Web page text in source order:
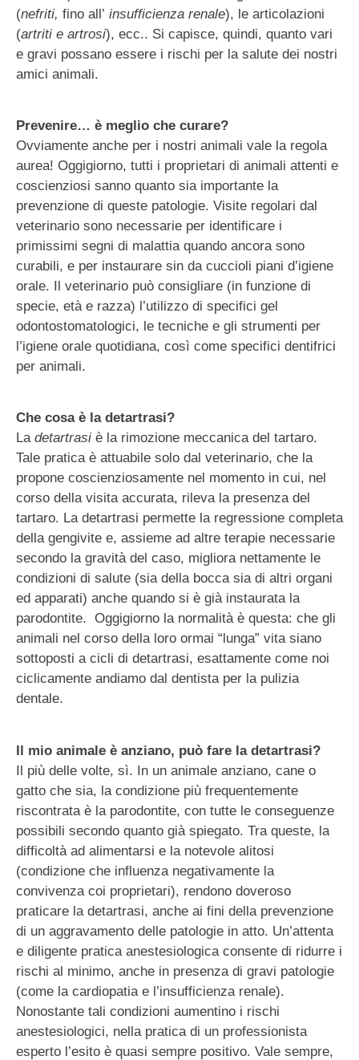
(nefriti, fino all’ insufficienza renale), le articolazioni
(artriti e artrosi), ecc.. Si capisce, quindi, quanto vari
e gravi possano essere i rischi per la salute dei nostri
amici animali.
Prevenire… è meglio che curare?
Ovviamente anche per i nostri animali vale la regola
aurea! Oggigiorno, tutti i proprietari di animali attenti e
coscienziosi sanno quanto sia importante la
prevenzione di queste patologie. Visite regolari dal
veterinario sono necessarie per identificare i
primissimi segni di malattia quando ancora sono
curabili, e per instaurare sin da cuccioli piani d’igiene
orale. Il veterinario può consigliare (in funzione di
specie, età e razza) l’utilizzo di specifici gel
odontostomatologici, le tecniche e gli strumenti per
l’igiene orale quotidiana, così come specifici dentifrici
per animali.
Che cosa è la detartrasi?
La detartrasi è la rimozione meccanica del tartaro.
Tale pratica è attuabile solo dal veterinario, che la
propone coscienziosamente nel momento in cui, nel
corso della visita accurata, rileva la presenza del
tartaro. La detartrasi permette la regressione completa
della gengivite e, assieme ad altre terapie necessarie
secondo la gravità del caso, migliora nettamente le
condizioni di salute (sia della bocca sia di altri organi
ed apparati) anche quando si è già instaurata la
parodontite. Oggigiorno la normalità è questa: che gli
animali nel corso della loro ormai “lunga” vita siano
sottoposti a cicli di detartrasi, esattamente come noi
ciclicamente andiamo dal dentista per la pulizia
dentale.
Il mio animale è anziano, può fare la detartrasi?
Il più delle volte, sì. In un animale anziano, cane o
gatto che sia, la condizione più frequentemente
riscontrata è la parodontite, con tutte le conseguenze
possibili secondo quanto già spiegato. Tra queste, la
difficoltà ad alimentarsi e la notevole alitosi
(condizione che influenza negativamente la
convivenza coi proprietari), rendono doveroso
praticare la detartrasi, anche ai fini della prevenzione
di un aggravamento delle patologie in atto. Un’attenta
e diligente pratica anestesiologica consente di ridurre i
rischi al minimo, anche in presenza di gravi patologie
(come la cardiopatia e l’insufficienza renale).
Nonostante tali condizioni aumentino i rischi
anestesiologici, nella pratica di un professionista
esperto l’esito è quasi sempre positivo. Vale sempre,